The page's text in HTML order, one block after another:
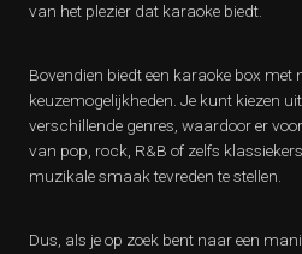
van het plezier dat karaoke biedt.
Bovendien biedt een karaoke box met
keuzemogelijkheden. Je kunt kiezen
verschillende genres, waardoor er
van pop, rock, R&B of zelfs
muzikale smaak tevreden te stellen.
Dus, als je op zoek bent naar een